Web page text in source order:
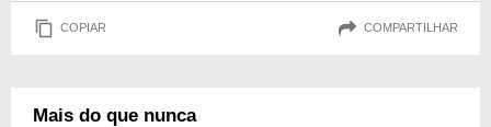
COPIAR COMPARTILHAR
Mais do que nunca